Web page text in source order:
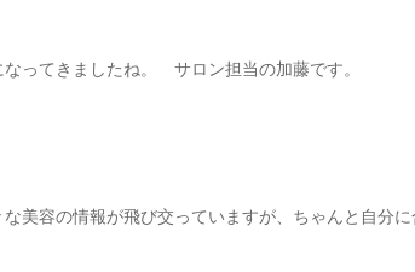
ってきましたね。 サロン担当の加藤です。
美容の情報が飛び交っていますが、ちゃんと自分